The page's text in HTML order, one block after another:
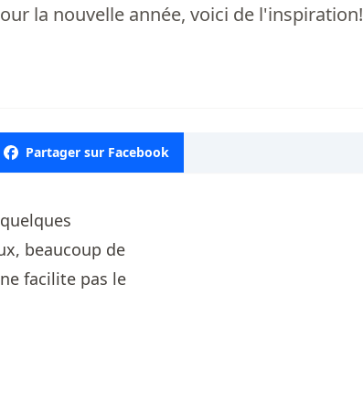
la nouvelle année, voici de l'inspiration!
Partager sur Facebook
beaucoup de
facilite pas le